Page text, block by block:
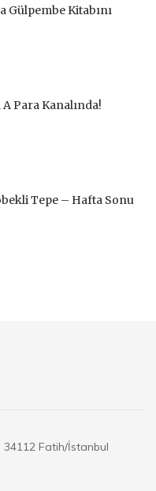
Gülpembe Kitabını
Para Kanalında!
Tepe – Hafta Sonu
34112 Fatih/İstanbul